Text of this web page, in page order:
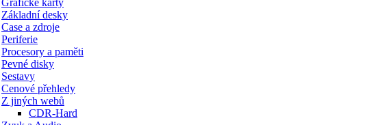
Grafické karty
Základní desky
Case a zdroje
Periferie
Procesory a paměti
Pevné disky
Sestavy
Cenové přehledy
Z jiných webů
CDR-Hard